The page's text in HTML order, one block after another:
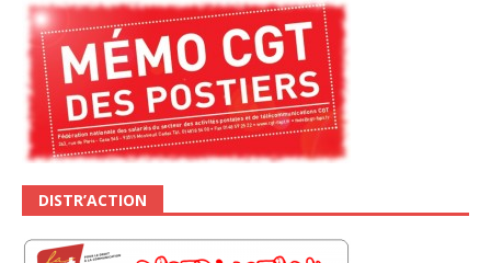
DISTR’ACTION